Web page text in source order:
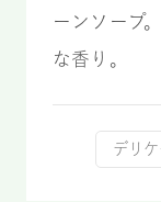
ーンソープ
な香り。
デリ